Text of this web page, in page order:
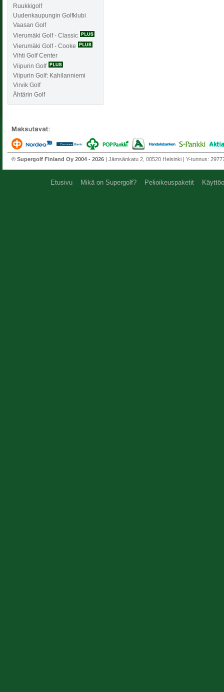
Ruukkigolf
Uudenkaupungin Golfklubi
Vaasan Golf
Vierumäki Golf - Classic
Vierumäki Golf - Cooke
Vihti Golf Center
Viipurin Golf
Viipurin Golf: Kahilanniemi
Virvik Golf
Ähtärin Golf
© Supergolf Finland Oy 2004 - 2026 | Jämsänkatu 2, 00520 Helsinki | Y-tunnus:
Etusivu Mikä on Supergolf? Pelioikeuspaketit